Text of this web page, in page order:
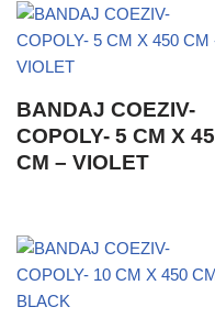
BANDAJ COEZIV-
COPOLY- 5 CM X
CM – VIOLET